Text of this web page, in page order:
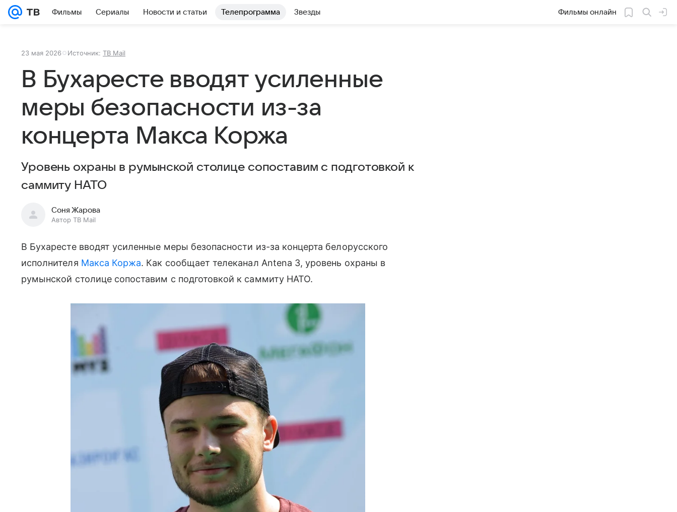
Фильмы Сериалы Новости и статьи Телепрограмма Звезды Фильмы онлайн
23 мая 2026 Источник: ТВ Mail
В Бухаресте вводят усиленные
меры безопасности из-за
концерта Макса Коржа
Уровень охраны в румынской столице сопоставим с подготовкой к
саммиту НАТО
Соня Жарова
Автор ТВ Mail
В Бухаресте вводят усиленные меры безопасности из-за концерта белорусского
исполнителя Макса Коржа. Как сообщает телеканал Antena 3, уровень охраны в
румынской столице сопоставим с подготовкой к саммиту НАТО.